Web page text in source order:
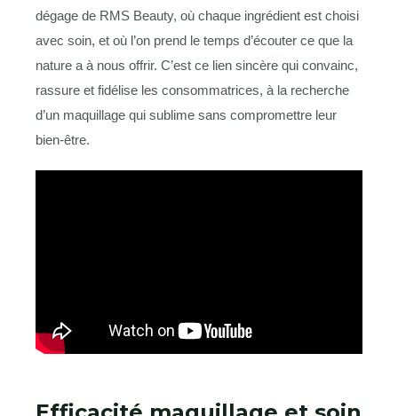
dégage de RMS Beauty, où chaque ingrédient est choisi
avec soin, et où l’on prend le temps d’écouter ce que la
nature a à nous offrir. C’est ce lien sincère qui convainc,
rassure et fidélise les consommatrices, à la recherche
d’un maquillage qui sublime sans compromettre leur
bien-être.